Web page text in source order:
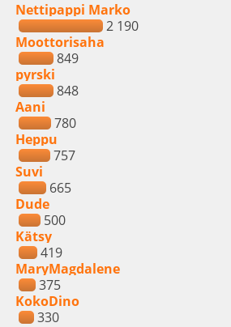
Nettipappi Marko
2 190
Moottorisaha
849
pyrski
848
Aani
780
Heppu
757
Suvi
665
Dude
500
Kätsy
419
MaryMagdalene
375
KokoDino
330